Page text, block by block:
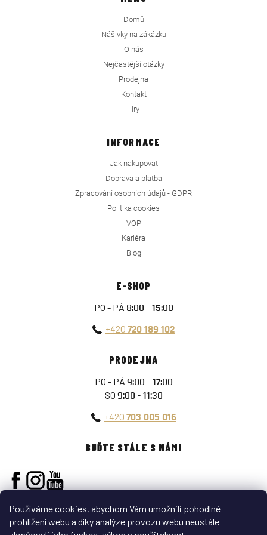
Používáme cookies, abychom Vám umožnili pohodlné
prohlížení webu a díky analýze provozu webu neustále
Domů
Nášivky na zákázku
O nás
Nejčastější otázky
Prodejna
Kontakt
Hry
INFORMACE
Jak nakupovat
Doprava a platba
Zpracování osobních údajů - GDPR
Politika cookies
VOP
Kariéra
Blog
E-SHOP
PO - PÁ 8:00 - 15:00
+420 720 189 102
PRODEJNA
PO - PÁ 9:00 - 17:00
SO 9:00 - 11:30
+420 703 005 016
BUĎTE STÁLE S NÁMI